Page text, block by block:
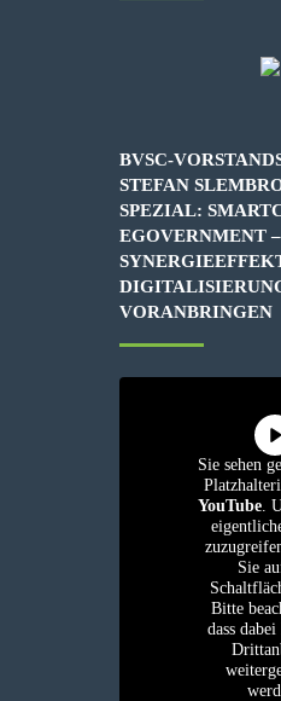
BVSC-
STEFAN
SPEZIAL:
EGOVERNMENT –
VORANBRINGEN
Sie sehen
YouTube.
Sie
Bitte
dass